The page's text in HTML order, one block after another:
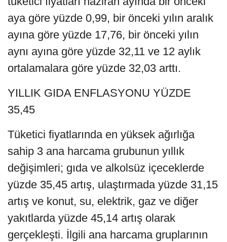
aya göre yüzde 0,99, bir önceki yılın aralık
ayına göre yüzde 17,76, bir önceki yılın
aynı ayına göre yüzde 32,11 ve 12 aylık
ortalamalara göre yüzde 32,03 arttı.
YILLIK GIDA ENFLASYONU YÜZDE
35,45
Tüketici fiyatlarında en yüksek ağırlığa
sahip 3 ana harcama grubunun yıllık
değişimleri; gıda ve alkolsüz içeceklerde
yüzde 35,45 artış, ulaştırmada yüzde 31,15
artış ve konut, su, elektrik, gaz ve diğer
yakıtlarda yüzde 45,14 artış olarak
gerçekleşti. İlgili ana harcama gruplarının